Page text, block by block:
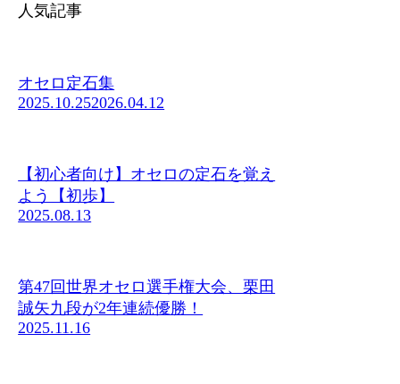
人気記事
オセロ定石集
2025.10.252026.04.12
【初心者向け】オセロの定石を覚え
よう【初歩】
2025.08.13
第47回世界オセロ選手権大会、栗田
誠矢九段が2年連続優勝！
2025.11.16